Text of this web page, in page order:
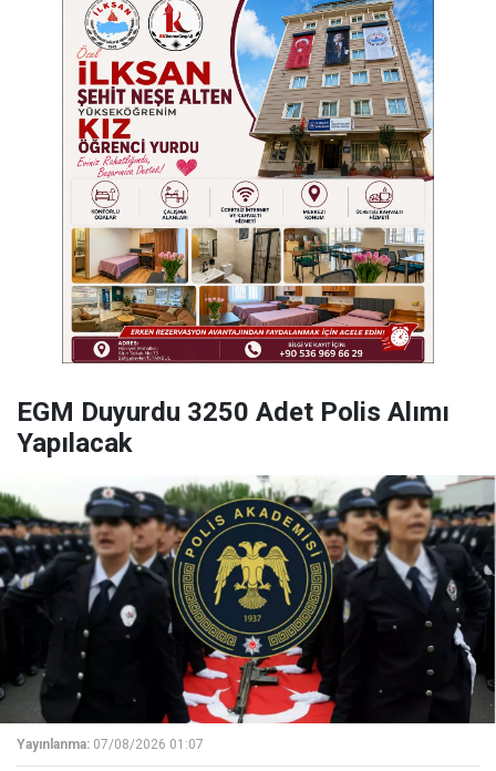
EGM Duyurdu 3250 Adet Polis Alımı
Yapılacak
Yayınlanma: 07/08/2026 01:07